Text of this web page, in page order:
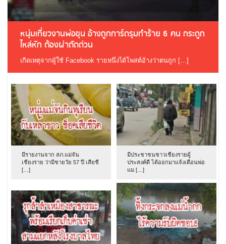
หนุ่มเที่ยวงานพ่อขุน อ้างถูกการ์ดรุมทำร้าย 6 คน กระดูก
ไหล่หัก ต้องผ่าตัดด่วน
เกิดเหตุจากผู้ใช้ Facebook รายหนึ่งได้โพสต์อ้างว่าตนถูก […]
มีรายงานจาก สภ.แม่จัน
เชียงราย ว่ามีชายวัย 57 ปี เสียชี
[…]
มีประชาชนชาวเชียงรายผู้
ประสงค์ดี ได้ออกมาแจ้งเตือนพ่อ
แม […]